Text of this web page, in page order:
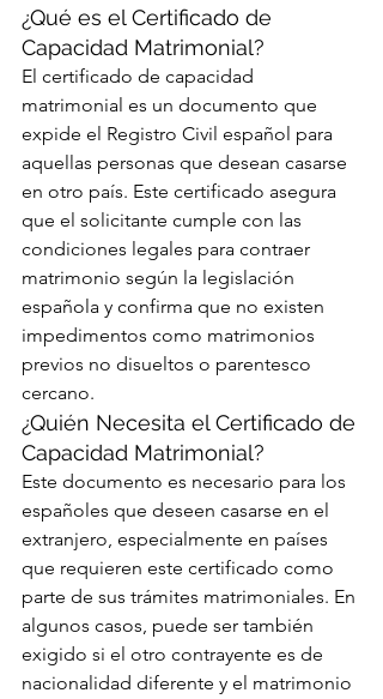
¿Qué es el Certificado de
Capacidad Matrimonial?
El certificado de capacidad
matrimonial es un documento que
expide el Registro Civil español para
aquellas personas que desean casarse
en otro país. Este certificado asegura
que el solicitante cumple con las
condiciones legales para contraer
matrimonio según la legislación
española y confirma que no existen
impedimentos como matrimonios
previos no disueltos o parentesco
cercano.
¿Quién Necesita el Certificado de
Capacidad Matrimonial?
Este documento es necesario para los
españoles que deseen casarse en el
extranjero, especialmente en países
que requieren este certificado como
parte de sus trámites matrimoniales. En
algunos casos, puede ser también
exigido si el otro contrayente es de
nacionalidad diferente y el matrimonio